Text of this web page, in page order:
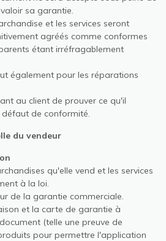
sa garantie.
et les services seront
agréés comme conformes
étant irréfragablement
également pour les réparations
au client de prouver ce qu'il
de conformité.
du vendeur
qu'elle vend et les services
à la loi.
de la garantie commerciale.
et la carte de garantie à
(telle une preuve de
pour permettre l'application